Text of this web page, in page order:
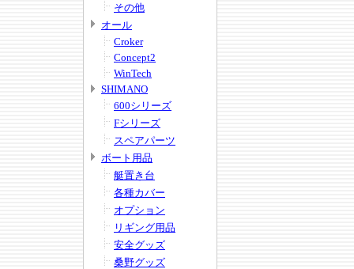
その他
オール
Croker
Concept2
WinTech
SHIMANO
600シリーズ
Fシリーズ
スペアパーツ
ボート用品
艇置き台
各種カバー
オプション
リギング用品
安全グッズ
桑野グッズ